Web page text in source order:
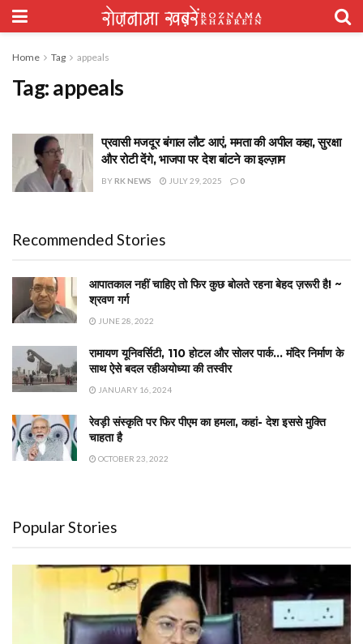
Home Tag appeals
Tag:appeals
प्रवासी मजदूर बंगाल लौट आएं, ममता की अपील कहा, सुरक्षा
और रोटी देंगे, भाजपा पर देश बांटने का इल्ज़ाम
BY RK NEWS JULY 29, 2025 0
Recommended Stories
आपातकाल नहीं चाहिए तो फिर कुछ बोलते रहना बेहद ज़रूरी है! ~
श्रवण गर्ग
JUNE 28, 2022
रामायण यूनिवर्सिटी, 110 होटल और सोलर पार्क… मंदिर निर्माण के
साथ ऐसे बदल रहीअयोध्या की तस्वीर
JANUARY 16, 2024
रेवड़ी संस्कृति पर फिर पीएम का हमला, कहां- देश इससे मुक्ति
चाहता है
OCTOBER 23, 2022
Popular Stories